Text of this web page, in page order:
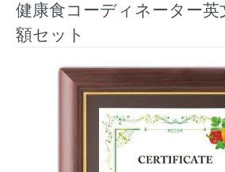
健康食コーディネーター英
額セット